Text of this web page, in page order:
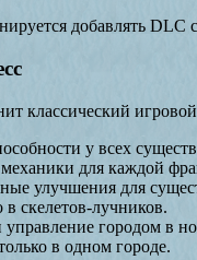
добавлять
классический
у всех
для каждой
улучшения для
скелетов-лучников.
городом в
в одном городе.